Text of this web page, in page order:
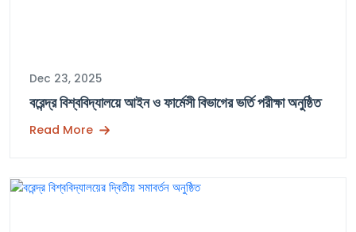
Dec 23, 2025
বরেন্দ্র বিশ্ববিদ্যালয়ে আইন ও ফার্মেসী বিভাগের ভর্তি পরীক্ষা অনুষ্ঠিত
Read More